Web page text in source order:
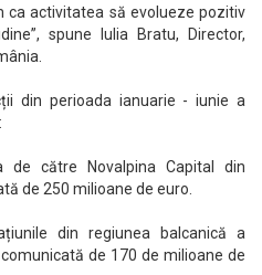
ca activitatea să evolueze pozitiv
spune Iulia Bratu, Director,
din perioada ianuarie - iunie a
de către Novalpina Capital din
de 250 milioane de euro.
din regiunea balcanică a
de 170 de milioane de